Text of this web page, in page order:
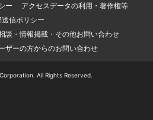
ー
アクセスデータの利用・著作権等
送信ポリシー
談・情報掲載・その他お問い合わせ
ザーの方からのお問い合わせ
All Rights Reserved.